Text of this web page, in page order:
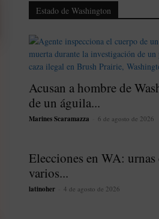
Estado de Washington
Acusan a hombre de
de un águila...
Marines Scaramazza 6 de agosto de 2026
Elecciones en WA:
varios...
latinoher 4 de agosto de 2026